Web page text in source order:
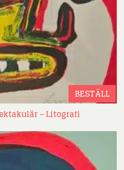
BESTÄLL
– Litografi